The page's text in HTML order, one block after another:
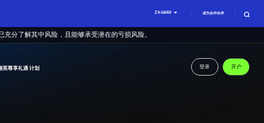
ZH-HANS 成为合作伙伴
分了解其中风险，且能够承受潜在的亏损风险。
英尊享礼遇 计划 登录 开户